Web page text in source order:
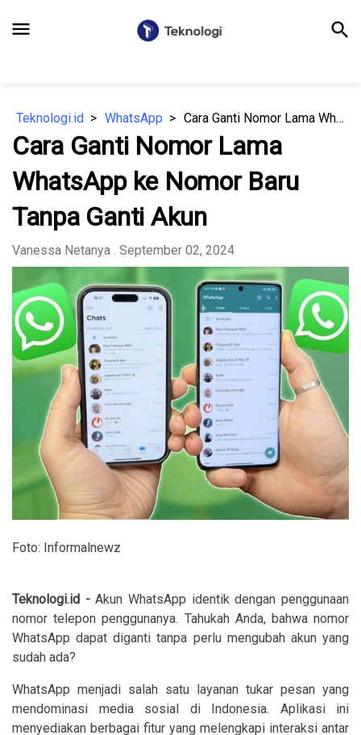
menu search
Teknologi.id WhatsApp Cara Ganti Nomor Lama WhatsApp ke Nomor Baru Tanpa Ganti Akun
Cara Ganti Nomor Lama
WhatsApp ke Nomor Baru
Tanpa Ganti Akun
Vanessa Netanya . September 02, 2024
Foto: Informalnewz
Teknologi.id -Akun WhatsApp identik dengan penggunaan
nomor telepon penggunanya. Tahukah Anda, bahwa nomor
WhatsApp dapat diganti tanpa perlu mengubah akun yang
sudah ada?
WhatsApp menjadi salah satu layanan tukar pesan yang
mendominasi media sosial di Indonesia. Aplikasi ini
menyediakan berbagai fitur yang melengkapi interaksi antar